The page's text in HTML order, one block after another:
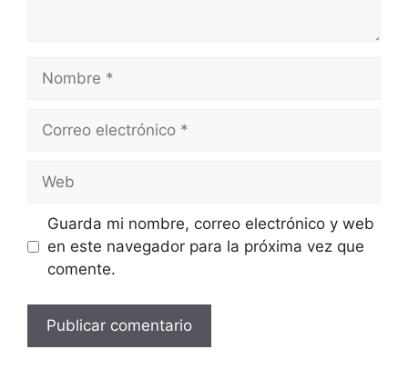
Nombre
Correo
Web
Guarda mi nombre, correo electrónico y web
en este navegador para la próxima vez que
comente.